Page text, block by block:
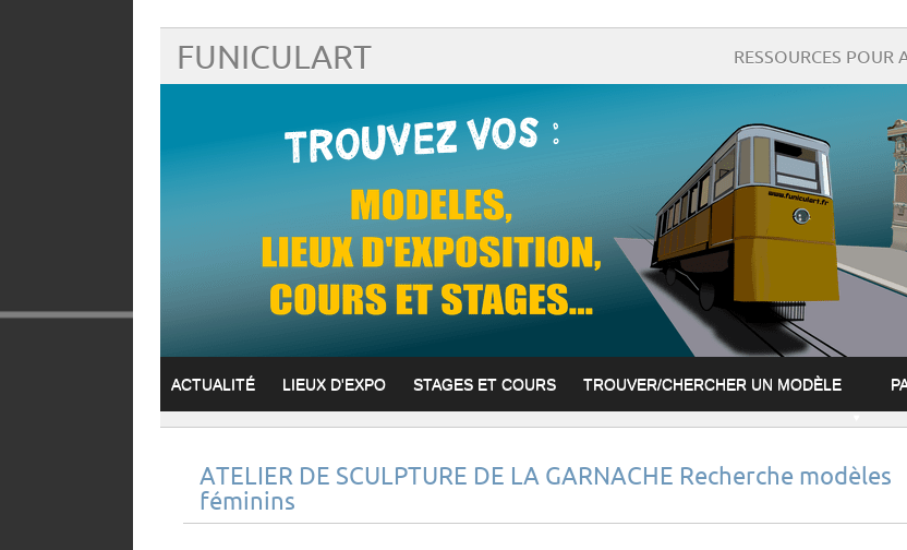
FUNICULART RESSOURCES POUR
ACTUALITÉ LIEUX D'EXPO STAGES ET COURS TROUVER/CHERCHER UN MODÈLE
ATELIER DE SCULPTURE DE LA GARNACHE Recherche modèles
féminins